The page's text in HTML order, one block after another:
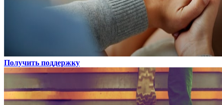
Получить поддержку